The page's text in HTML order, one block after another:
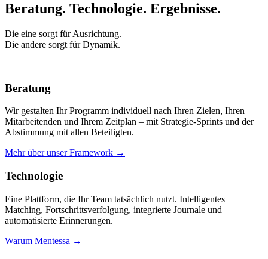
Beratung. Technologie. Ergebnisse.
Die eine sorgt für Ausrichtung.
Die andere sorgt für Dynamik.
Beratung
Wir gestalten Ihr Programm individuell nach Ihren Zielen, Ihren
Mitarbeitenden und Ihrem Zeitplan – mit Strategie-Sprints und der
Abstimmung mit allen Beteiligten.
Mehr über unser Framework →
Technologie
Eine Plattform, die Ihr Team tatsächlich nutzt. Intelligentes
Matching, Fortschrittsverfolgung, integrierte Journale und
automatisierte Erinnerungen.
Warum Mentessa →